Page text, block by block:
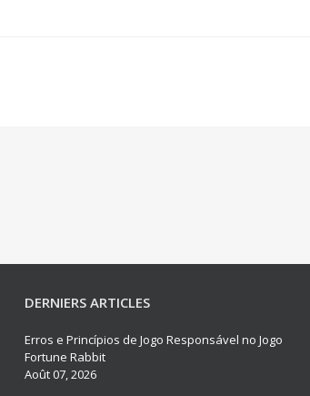
DERNIERS ARTICLES
Erros e Princípios de Jogo Responsável no Jogo
Fortune Rabbit
Août 07, 2026